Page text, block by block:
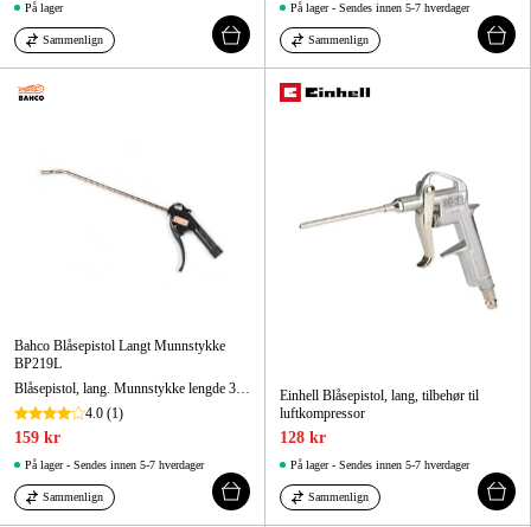
På lager
Sammenlign
På lager - Sendes innen 5-7 hverdager
Sammenlign
Bahco Blåsepistol Langt Munnstykke
BP219L
4.0 (1)
159 kr
På lager - Sendes innen 5-7 hverdager
Sammenlign
Einhell Blåsepistol, lang, tilbehør til
luftkompressor
128 kr
På lager - Sendes innen 5-7 hverdager
Sammenlign